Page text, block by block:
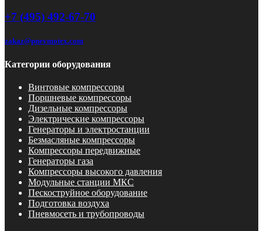
+7 (495) 492-67-70
zakaz@pnevmotex.com
Категории оборудования
Винтовые компрессоры
Поршневые компрессоры
Дизельные компрессоры
Электрические компрессоры
Генераторы и электростанции
Безмасляные компрессоры
Компрессоры передвижные
Генераторы газа
Компрессоры высокого давления
Модульные станции МКС
Пескоструйное оборудование
Подготовка воздуха
Пневмосеть и трубопроводы